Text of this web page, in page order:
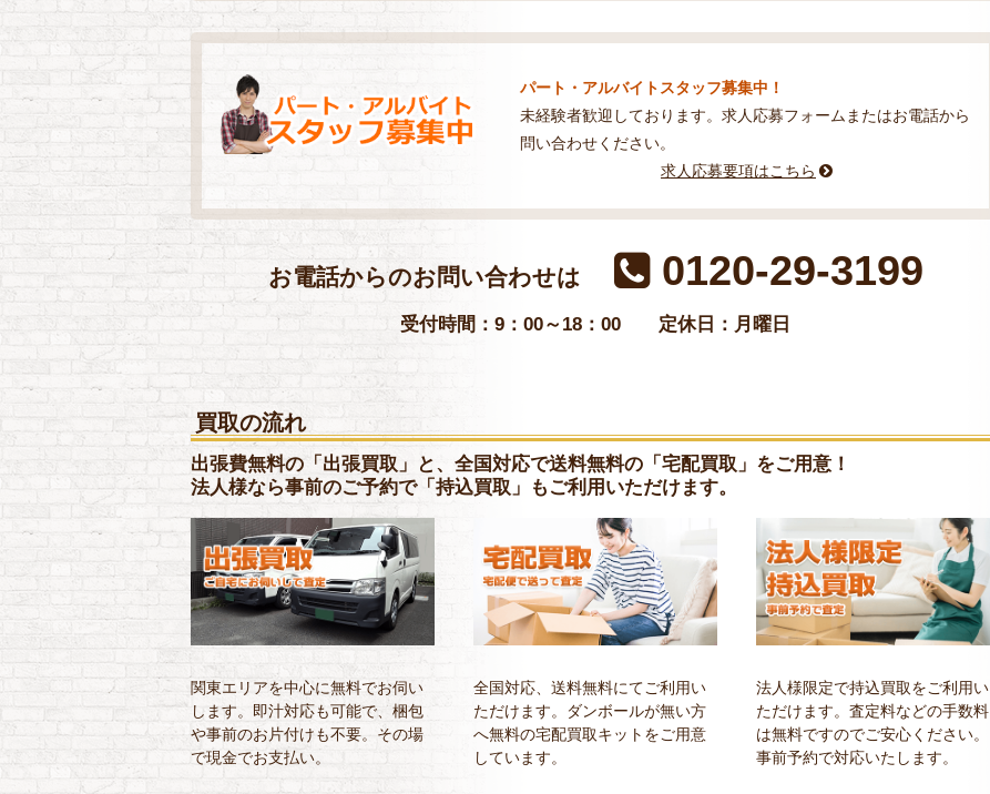
パート・アルバイトスタッフ募集中！
未経験者歓迎しております。求人応募フォームまたはお電話から
問い合わせください。
求人応募要項はこちら
お電話からのお問い合わせは 0120-29-3199
受付時間：9：00～18：00 定休日：月曜日
買取の流れ
出張費無料の「出張買取」と、全国対応で送料無料の「宅配買取」をご用意！
法人様なら事前のご予約で「持込買取」もご利用いただけます。
関東エリアを中心に無料でお伺い
します。即汁対応も可能で、梱包
や事前のお片付けも不要。その場
で現金でお支払い。
全国対応、送料無料にてご利用い
ただけます。ダンボールが無い方
へ無料の宅配買取キットをご用意
しています。
法人様限定で持込買取をご利用い
ただけます。査定料などの手数料
は無料ですのでご安心ください。
事前予約で対応いたします。